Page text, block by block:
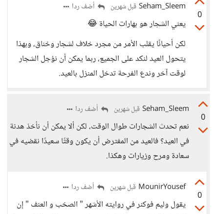
0
Seham_Sleem قبل شهرين أضف ردا
يعني الشجار هو بهارات الحياة 😂
لكن أحيانًا يقلب الأمر من مجرد خلاف لشجار وخناق، وبهذا
يتحول العيد لنكد على الجميع، ربما يمكن أن نؤجل الشجار
لوقت آخر وندع الفرحة تدخل المنزل بالعيد.
0
Seham_Sleem قبل شهرين أضف ردا
نعم تحدث الشجارات طوال الوقت، لكن ألا يمكن أن نأخذ هدنة
في العيد؟ فالعيد من المفترض أن يكون وقتًا سعيدًا نقضيه في
سعادة ومرح وزيارات وهكذا.
0
MounirYousef قبل شهرين أضف ردا
يقول وليم فوكنر في روايته الأشهر " الصخب و العنف " إن